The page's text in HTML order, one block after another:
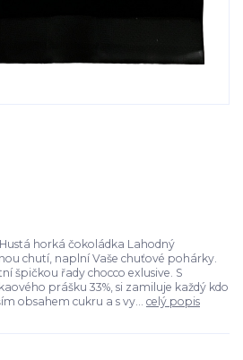
horká čokoládka Lahodný
chutí, naplní Vaše chuťové pohárky.
špičkou řady chocco exlusive. S
prášku 33%, si zamiluje každý kdo
obsahem cukru a s vy... celý popis